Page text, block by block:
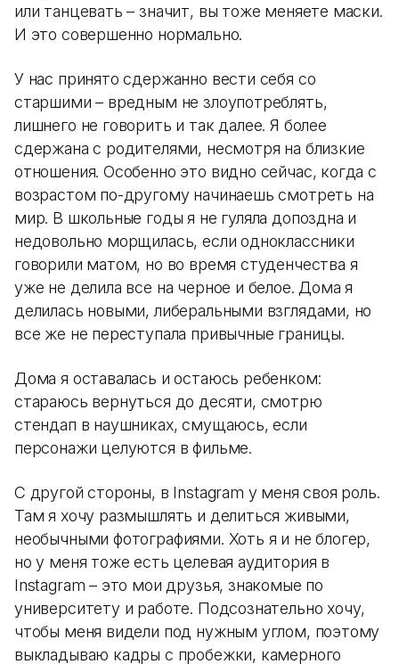
или танцевать – значит, вы тоже меняете маски.
И это совершенно нормально.
У нас принято сдержанно вести себя со
старшими – вредным не злоупотреблять,
лишнего не говорить и так далее. Я более
сдержана с родителями, несмотря на близкие
отношения. Особенно это видно сейчас, когда с
возрастом по-другому начинаешь смотреть на
мир. В школьные годы я не гуляла допоздна и
недовольно морщилась, если одноклассники
говорили матом, но во время студенчества я
уже не делила все на черное и белое. Дома я
делилась новыми, либеральными взглядами, но
все же не переступала привычные границы.
Дома я оставалась и остаюсь ребенком:
стараюсь вернуться до десяти, смотрю
стендап в наушниках, смущаюсь, если
персонажи целуются в фильме.
С другой стороны, в Instagram у меня своя роль.
Там я хочу размышлять и делиться живыми,
необычными фотографиями. Хоть я и не блогер,
но у меня тоже есть целевая аудитория в
Instagram – это мои друзья, знакомые по
университету и работе. Подсознательно хочу,
чтобы меня видели под нужным углом, поэтому
выкладываю кадры с пробежки, камерного